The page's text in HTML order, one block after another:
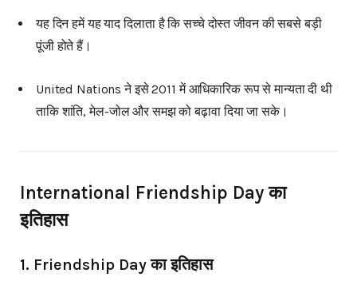
यह दिन हमें यह याद दिलाता है कि सच्चे दोस्त जीवन की सबसे बड़ी
पूंजी होते हैं।
United Nations ने इसे 2011 में आधिकारिक रूप से मान्यता दी थी
ताकि शांति, मेल-जोल और समझ को बढ़ावा दिया जा सके।
International Friendship Day का
इतिहास
1. Friendship Day का इतिहास